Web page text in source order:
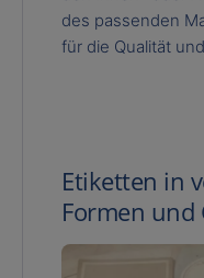
des passenden
für die Qualität
Etiketten in
Formen und